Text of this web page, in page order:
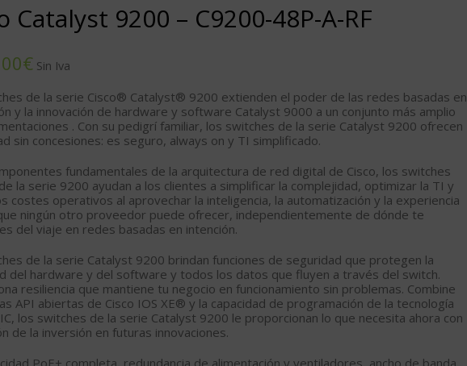
Catalyst 9200 – C9200-48P-A-RF
€
de la serie Cisco® Catalyst® 9200 extienden el poder de las redes basadas en
y la innovación de hardware y software Catalyst 9000 a un conjunto más amplio
. Con su pedigrí familiar, los switches de la serie Catalyst 9200 ofrecen
sin concesiones: es seguro, always on y TI simplificado.
fundamentales de la arquitectura de red digital de Cisco, los switches
la serie 9200 ayudan a los clientes a simplificar la complejidad, optimizar la TI y
costes operativos al aprovechar la inteligencia, la automatización y la experiencia
ningún otro proveedor puede ofrecer, independientemente de dónde te
del viaje en redes basadas en intención.
de la serie Catalyst 9200 brindan funciones de seguridad que protegen la
del hardware y del software y todos los datos que fluyen a través del switch.
resiliencia que mantiene tu negocio en funcionamiento sin problemas. Combine
API abiertas de Cisco IOS XE® y la capacidad de programación de la tecnología
los switches de la serie Catalyst 9200 le proporcionan lo que necesita ahora con
de la inversión en futuras innovaciones.
PoE+ completa, redundancia de alimentación y ventiladores, ancho de banda